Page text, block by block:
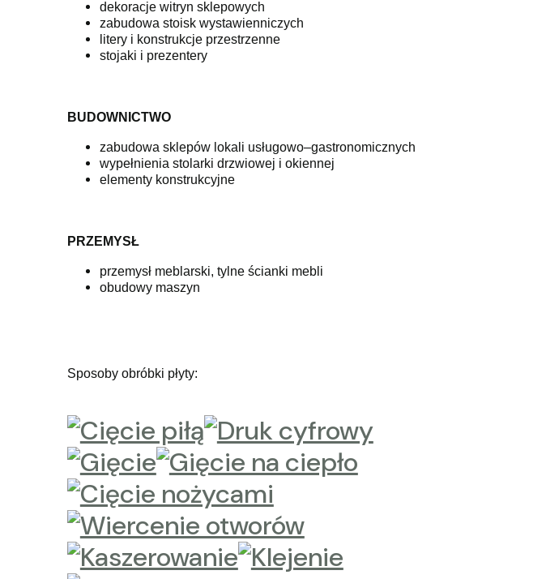
dekoracje witryn sklepowych
zabudowa stoisk wystawienniczych
litery i konstrukcje przestrzenne
stojaki i prezentery
BUDOWNICTWO
zabudowa sklepów lokali usługowo–gastronomicznych
wypełnienia stolarki drzwiowej i okiennej
elementy konstrukcyjne
PRZEMYSŁ
przemysł meblarski, tylne ścianki mebli
obudowy maszyn
Sposoby obróbki płyty: